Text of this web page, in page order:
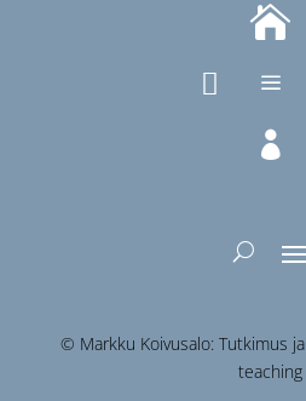
a



© Markku Koivusalo: Tutkimus
teaching